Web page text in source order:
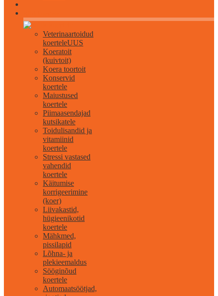
Veterinaartoidud
koerteleUUS
Koeratoit
(kuivtoit)
Koera toortoit
Konservid
koertele
Maiustused
koertele
Piimaasendajad
kutsikatele
Toidulisandid ja
vitamiinid
koertele
Stressi vastased
vahendid
koertele
Käitumise
korrigeerimine
(koer)
Liivakastid,
hügieenikotid
koertele
Mähkmed,
pissilapid
Lõhna- ja
plekieemaldus
Sööginõud
koertele
Automaatsöötjad,